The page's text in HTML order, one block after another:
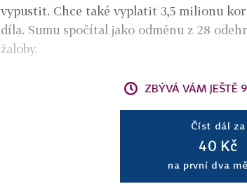
vypustit. Chce také vyplatit 3,5 milionu
díla. Sumu spočítal jako odměnu z 28
žaloby.
ZBÝVÁ VÁM JEŠTĚ
Číst dál za
40 Kč
na první dva